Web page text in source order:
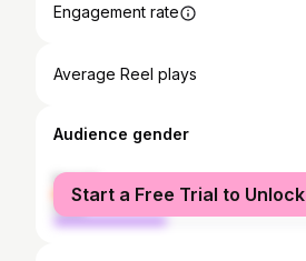
Engagement rate
Average Reel plays
Audience gender
female
male
Start a Free Trial to Unlock